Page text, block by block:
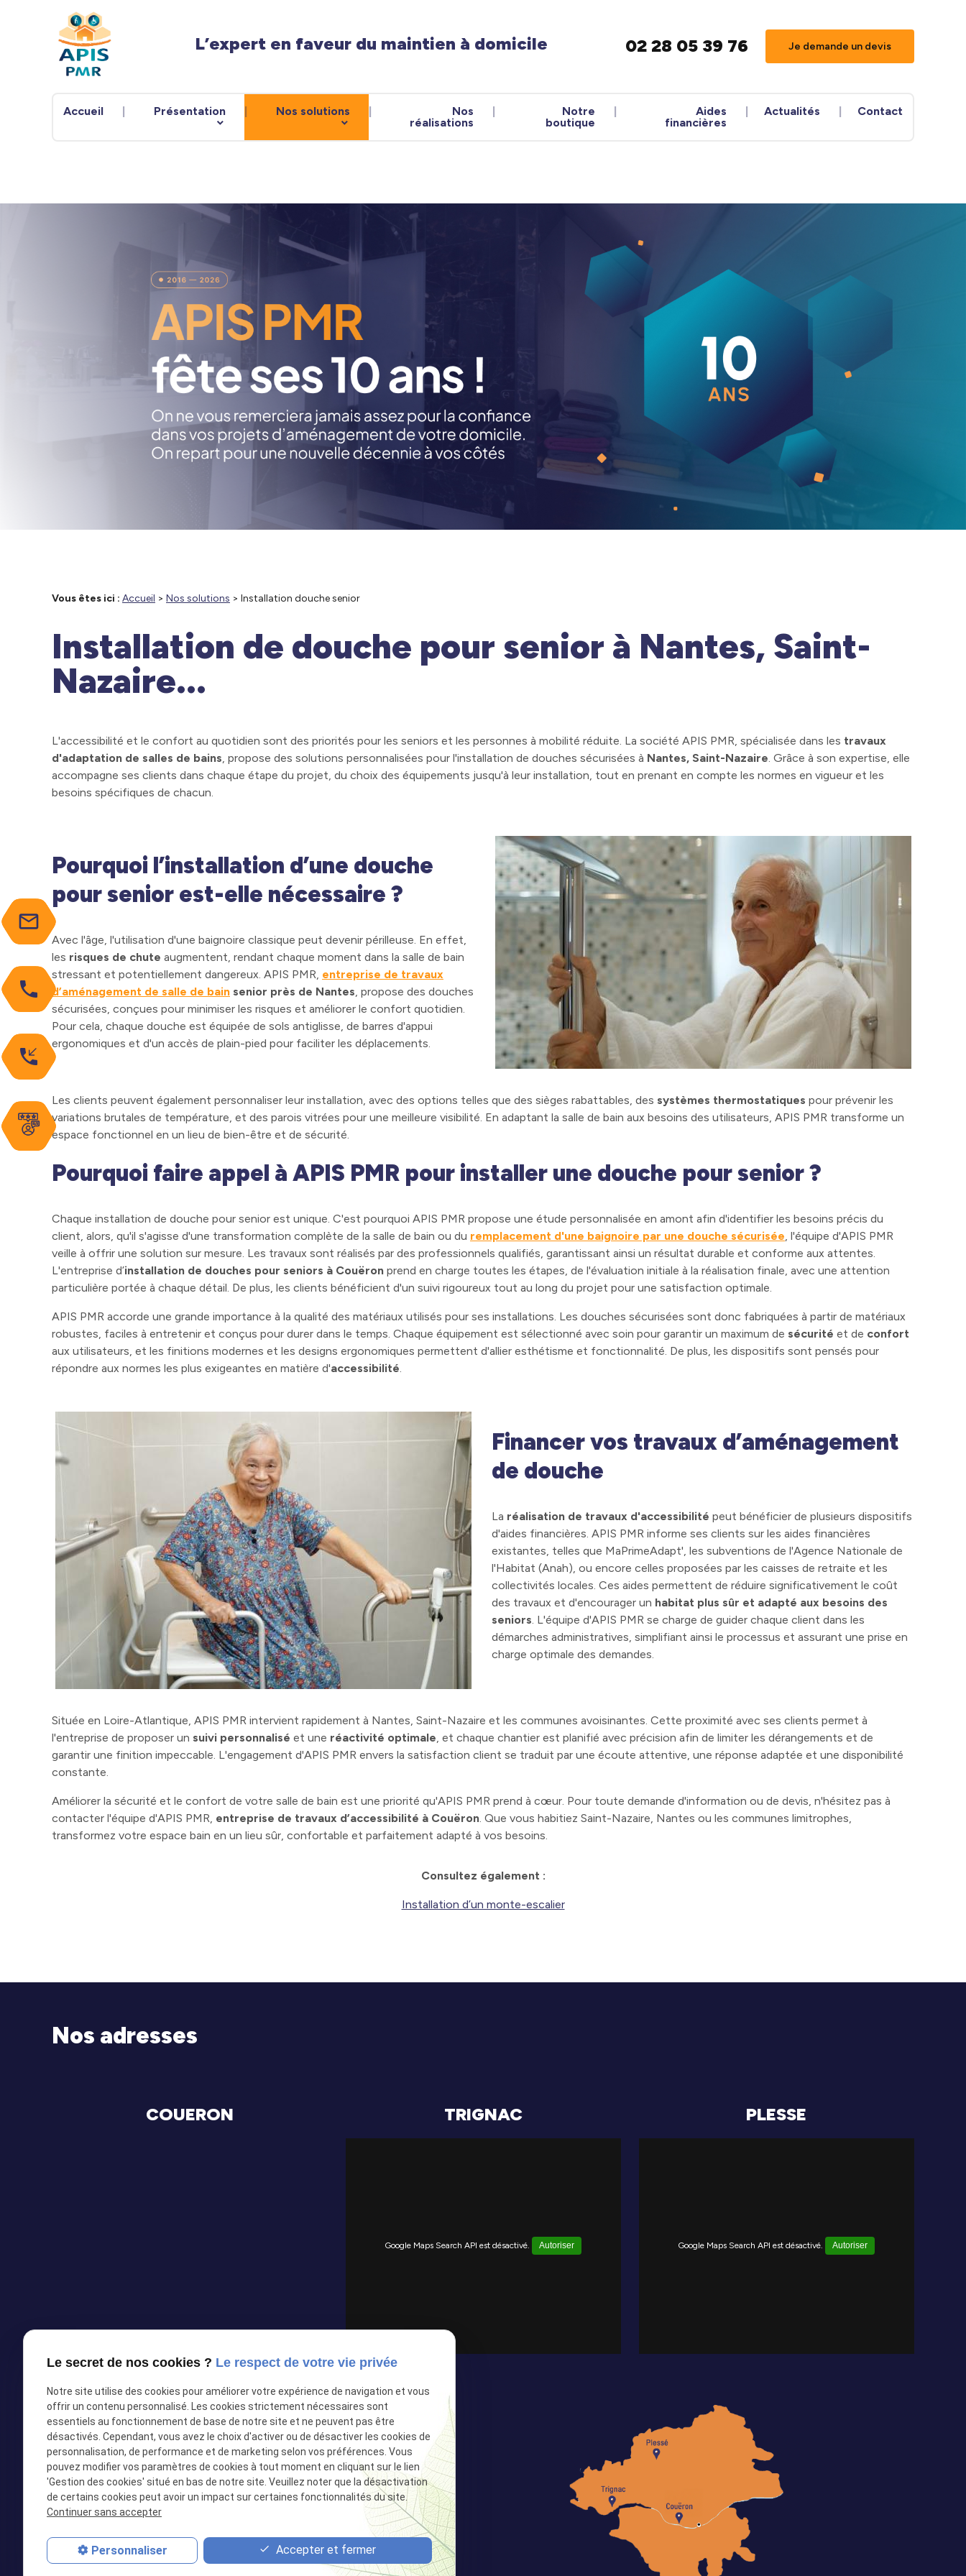
L’expert en faveur du maintien à domicile 02 28 05 39 76 Je demande un devis
Accueil Présentation Nos solutions
Nos
réalisations
Notre
boutique
Aides
financières
Actualités Contact
mail_outline
phone
phone_callback
Vous êtes ici : Accueil > Nos solutions > Installation douche senior
Installation de douche pour senior à Nantes, Saint-
Nazaire...
L'accessibilité et le confort au quotidien sont des priorités pour les seniors et les personnes à mobilité réduite. La société APIS PMR, spécialisée dans les travaux
d'adaptation de salles de bains, propose des solutions personnalisées pour l'installation de douches sécurisées à Nantes, Saint-Nazaire. Grâce à son expertise, elle
accompagne ses clients dans chaque étape du projet, du choix des équipements jusqu'à leur installation, tout en prenant en compte les normes en vigueur et les
besoins spécifiques de chacun.
Pourquoi l’installation d’une douche
pour senior est-elle nécessaire ?
Avec l'âge, l'utilisation d'une baignoire classique peut devenir périlleuse. En effet,
les risques de chute augmentent, rendant chaque moment dans la salle de bain
stressant et potentiellement dangereux. APIS PMR, entreprise de travaux
d’aménagement de salle de bain senior près de Nantes, propose des douches
sécurisées, conçues pour minimiser les risques et améliorer le confort quotidien.
Pour cela, chaque douche est équipée de sols antiglisse, de barres d'appui
ergonomiques et d'un accès de plain-pied pour faciliter les déplacements.
Les clients peuvent également personnaliser leur installation, avec des options telles que des sièges rabattables, des systèmes thermostatiques pour prévenir les
variations brutales de température, et des parois vitrées pour une meilleure visibilité. En adaptant la salle de bain aux besoins des utilisateurs, APIS PMR transforme un
espace fonctionnel en un lieu de bien-être et de sécurité.
Pourquoi faire appel à APIS PMR pour installer une douche pour senior ?
Chaque installation de douche pour senior est unique. C'est pourquoi APIS PMR propose une étude personnalisée en amont afin d'identifier les besoins précis du
client, alors, qu'il s'agisse d'une transformation complète de la salle de bain ou du remplacement d'une baignoire par une douche sécurisée, l'équipe d'APIS PMR
veille à offrir une solution sur mesure. Les travaux sont réalisés par des professionnels qualifiés, garantissant ainsi un résultat durable et conforme aux attentes.
L'entreprise d’installation de douches pour seniors à Couëron prend en charge toutes les étapes, de l'évaluation initiale à la réalisation finale, avec une attention
particulière portée à chaque détail. De plus, les clients bénéficient d'un suivi rigoureux tout au long du projet pour une satisfaction optimale.
APIS PMR accorde une grande importance à la qualité des matériaux utilisés pour ses installations. Les douches sécurisées sont donc fabriquées à partir de matériaux
robustes, faciles à entretenir et conçus pour durer dans le temps. Chaque équipement est sélectionné avec soin pour garantir un maximum de sécurité et de confort
aux utilisateurs, et les finitions modernes et les designs ergonomiques permettent d'allier esthétisme et fonctionnalité. De plus, les dispositifs sont pensés pour
répondre aux normes les plus exigeantes en matière d'accessibilité.
Financer vos travaux d’aménagement
de douche
La réalisation de travaux d'accessibilité peut bénéficier de plusieurs dispositifs
d'aides financières. APIS PMR informe ses clients sur les aides financières
existantes, telles que MaPrimeAdapt', les subventions de l'Agence Nationale de
l'Habitat (Anah), ou encore celles proposées par les caisses de retraite et les
collectivités locales. Ces aides permettent de réduire significativement le coût
des travaux et d'encourager un habitat plus sûr et adapté aux besoins des
seniors . L'équipe d'APIS PMR se charge de guider chaque client dans les
démarches administratives, simplifiant ainsi le processus et assurant une prise en
charge optimale des demandes.
Située en Loire-Atlantique, APIS PMR intervient rapidement à Nantes, Saint-Nazaire et les communes avoisinantes. Cette proximité avec ses clients permet à
l'entreprise de proposer un suivi personnalisé et une réactivité optimale, et chaque chantier est planifié avec précision afin de limiter les dérangements et de
garantir une finition impeccable. L'engagement d'APIS PMR envers la satisfaction client se traduit par une écoute attentive, une réponse adaptée et une disponibilité
constante.
Améliorer la sécurité et le confort de votre salle de bain est une priorité qu'APIS PMR prend à cœur. Pour toute demande d'information ou de devis, n'hésitez pas à
contacter l'équipe d'APIS PMR, entreprise de travaux d’accessibilité à Couëron. Que vous habitiez Saint-Nazaire, Nantes ou les communes limitrophes,
transformez votre espace bain en un lieu sûr, confortable et parfaitement adapté à vos besoins.
Consultez également :
Installation d’un monte-escalier
Nos adresses
COUERON TRIGNAC
Google Maps Search API est désactivé. Autoriser
PLESSE
Google Maps Search API est désactivé. Autoriser
02 28 05 39 76
Panneau de gestion des cookies
Le secret de nos cookies ? Le respect de votre vie privée
Notre site utilise des cookies pour améliorer votre expérience de navigation et vous
offrir un contenu personnalisé. Les cookies strictement nécessaires sont
essentiels au fonctionnement de base de notre site et ne peuvent pas être
désactivés. Cependant, vous avez le choix d'activer ou de désactiver les cookies de
personnalisation, de performance et de marketing selon vos préférences. Vous
pouvez modifier vos paramètres de cookies à tout moment en cliquant sur le lien
'Gestion des cookies' situé en bas de notre site. Veuillez noter que la désactivation
de certains cookies peut avoir un impact sur certaines fonctionnalités du site.
Continuer sans accepter
Personnaliser Accepter et fermer